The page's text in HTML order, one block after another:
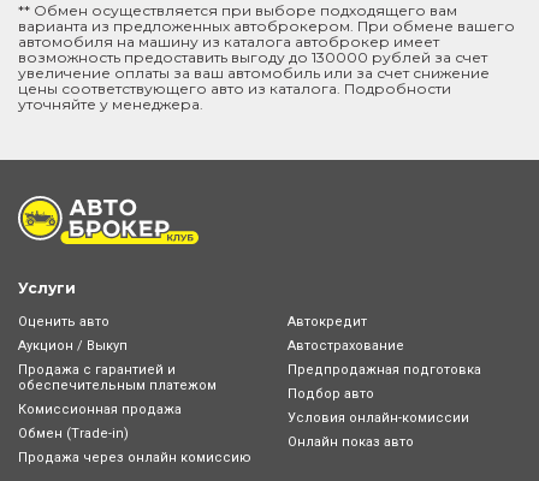
** Обмен осуществляется при выборе подходящего вам
варианта из предложенных автоброкером. При обмене вашего
автомобиля на машину из каталога автоброкер имеет
возможность предоставить выгоду до 130000 рублей за счет
увеличение оплаты за ваш автомобиль или за счет снижение
цены соответствующего авто из каталога. Подробности
уточняйте у менеджера.
Услуги
Оценить авто
Аукцион / Выкуп
Продажа с гарантией и
обеспечительным платежом
Комиссионная продажа
Обмен (Trade-in)
Продажа через онлайн комиссию
Автокредит
Автострахование
Предпродажная подготовка
Подбор авто
Условия онлайн-комиcсии
Онлайн показ авто